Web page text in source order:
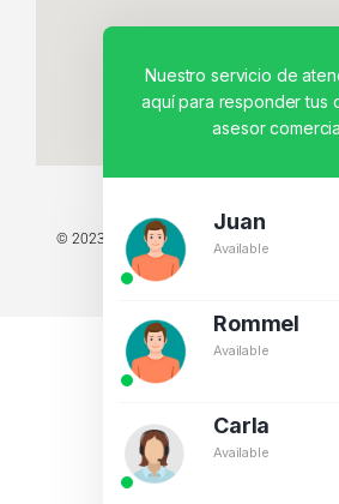
© 2023 TODOS LOS DERECHOS
TECNOLÓGICA.
Nuestro servicio de
aquí para responder tus
asesor
Juan
Available
Rommel
Available
Carla
Available